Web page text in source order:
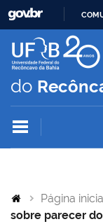
do
Página
sobre parecer